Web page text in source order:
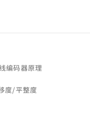
编码器原理
度/平整度